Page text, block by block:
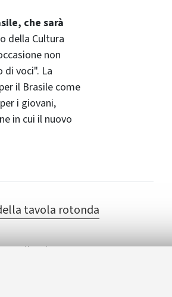
che sarà
della Cultura
non
di voci". La
il Brasile come
i giovani,
in cui il nuovo
tavola rotonda
Cinema